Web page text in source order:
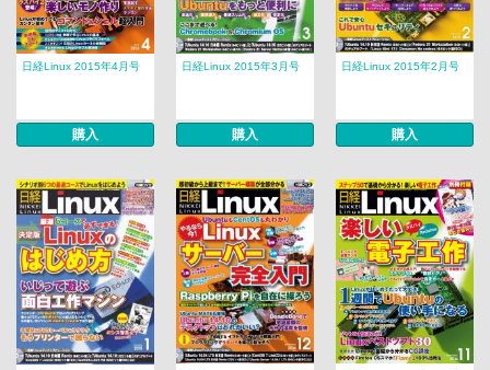
日経Linux 2015年4月号
購入
日経Linux 2015年3月号
購入
日経Linux 2015年2月号
購入